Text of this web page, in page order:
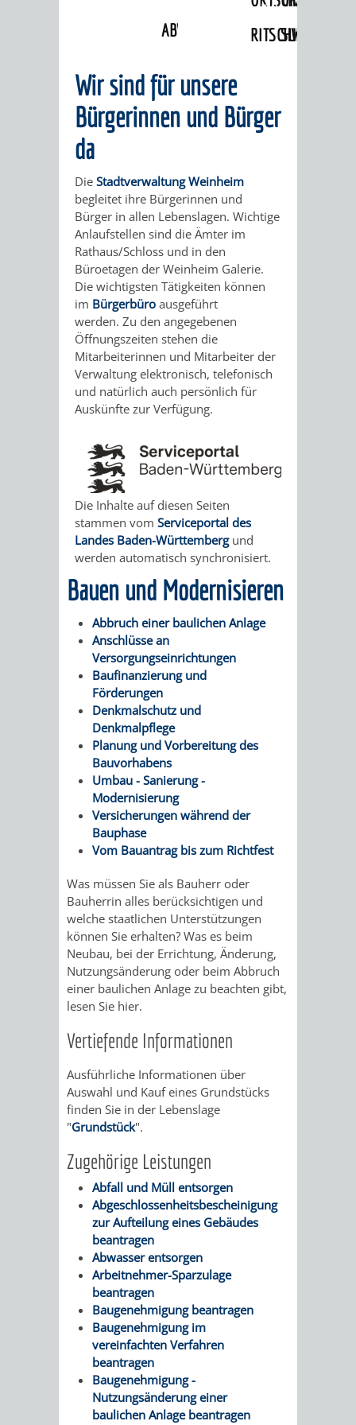
ABWASSERBESEITIGUNG
BEHÖRDENNUMMER
115
FAMILIEN
BERATUNG
HILFE
KINDER
UND
JUGENDLICHE
SENIOREN
BETREUUNG
UND
PFLEGE
FREIZEITANGEBOTE
BERATUNG
UND
HILFE
MENSCHEN
MIT
BEHINDERUNG
MENSCHEN
MIT
DEMENZ
MIGRANTEN
/
FLÜCHTLINGE
BAUHERREN
BAUHERRENBERATUNG
GRUNDSTÜCKSWERTERMITTLUNG
DENKMALSCHUTZ
AUFGABEN
DER
UNTEREN
DENKMALSCHUTZBEHÖRDE
STEUERVORTEILE
SATZUNGEN
IM
BEREICH
DENKMALSCHUTZ
GENEHMIGUNGSVERFAHREN
TAG
DES
OFFENEN
DENKMALS
VERKAUF
STÄDTISCHER
BAUPLÄTZE
VERKAUF
STÄDTISCHER
HÄUSER
/
LIEGENSCHAFTEN
ABWASSERBESEITIGUNG
ERSCHLIESSUNGSBEITRAG
ANTRAGSVERFAHREN
VERMIETE
DOCH
AN
DEINE
WIEDERVERMIETUNGSPRÄMIE
RITSCHWEIER
SULZBACH
AUSSCHÜSSE
UND
AUSSCHUSS
FÜR
TECHNIK,
UMWELT
UND
STADTENTWICKLUNG
BERATUNGSERGEBNISSE
HAUPTAUSSCHUSS
KINDER-
TAGESORDNUNG
SITZUNGSUNTERLAGEN
UMLEGUNGSAUSSCHUSS
BERATENDE
AUSSCHÜSSE
TAGESORDNUNG
PROJEKTE
ABGEORDNETE
STADTRECHT
RATHAUS
AMT
FÜR
UND
KULTUR,
FÜR
Bauen und
Wir sind für unsere
Bürgerinnen und Bürger
da
Die Stadtverwaltung Weinheim
begleitet ihre Bürgerinnen und
Bürger in allen Lebenslagen. Wichtige
Anlaufstellen sind die Ämter im
Rathaus/Schloss und in den
Büroetagen der Weinheim Galerie.
Die wichtigsten Tätigkeiten können
im Bürgerbüro ausgeführt
werden. Zu den angegebenen
Öffnungszeiten stehen die
Mitarbeiterinnen und Mitarbeiter der
Verwaltung elektronisch, telefonisch
und natürlich auch persönlich für
Auskünfte zur Verfügung.
Die Inhalte auf diesen Seiten
stammen vom Serviceportal des
Landes Baden-Württembergund
werden automatisch synchronisiert.
Bauen und Modernisieren
Abbruch einer baulichen Anlage
Anschlüsse an
Versorgungseinrichtungen
Baufinanzierung und
Förderungen
Denkmalschutz und
Denkmalpflege
Planung und Vorbereitung des
Bauvorhabens
Umbau - Sanierung -
Modernisierung
Versicherungen während der
Bauphase
Vom Bauantrag bis zum Richtfest
Was müssen Sie als Bauherr oder
Bauherrin alles berücksichtigen und
welche staatlichen Unterstützungen
können Sie erhalten? Was es beim
Neubau, bei der Errichtung, Änderung,
Nutzungsänderung oder beim Abbruch
einer baulichen Anlage zu beachten gibt,
lesen Sie hier.
Vertiefende Informationen
Ausführliche Informationen über
Auswahl und Kauf eines Grundstücks
finden Sie in der Lebenslage
"Grundstück".
Zugehörige Leistungen
Abfall und Müll entsorgen
Abgeschlossenheitsbescheinigung
zur Aufteilung eines Gebäudes
beantragen
Abwasser entsorgen
Arbeitnehmer-Sparzulage
beantragen
Baugenehmigung beantragen
Baugenehmigung im
vereinfachten Verfahren
beantragen
Baugenehmigung -
Nutzungsänderung einer
baulichen Anlage beantragen